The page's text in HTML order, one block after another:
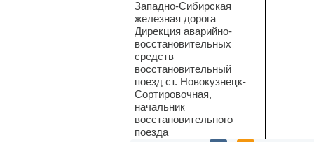
Западно-Сибирская
железная дорога
Дирекция аварийно-
восстановительных
средств
восстановительный
поезд ст. Новокузнецк-
Сортировочная,
начальник
восстановительного
поезда